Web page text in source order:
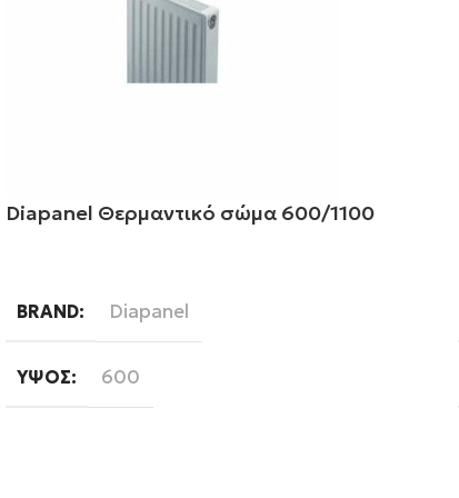
Diapanel Θερμαντικό σώμα 600/1100
BRAND Diapanel
ΎΨΟΣ 600